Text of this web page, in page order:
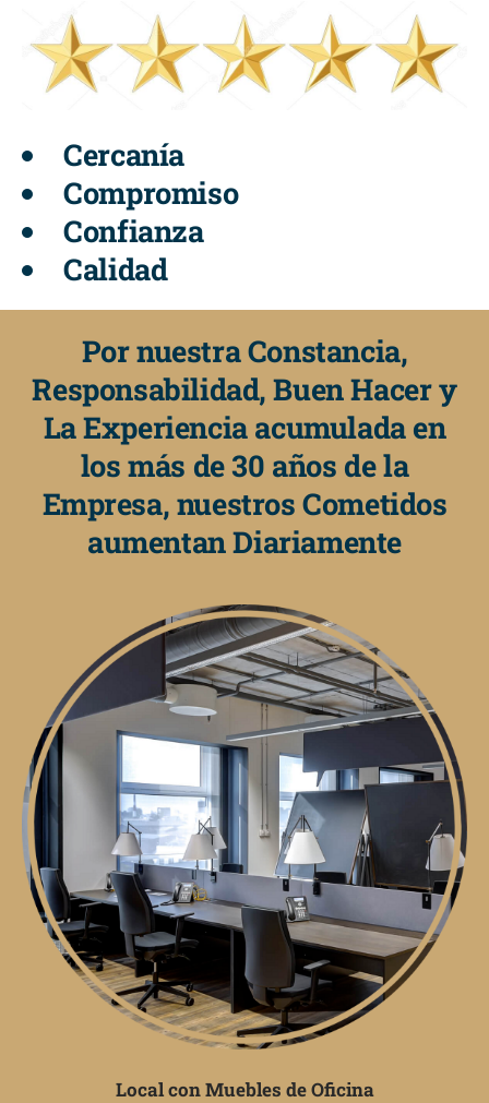
Cercanía
Compromiso
Confianza
Calidad
Por nuestra Constancia,
Responsabilidad, Buen Hacer y
La Experiencia acumulada en
los más de 30 años de la
Empresa, nuestros Cometidos
aumentan Diariamente
Local con Muebles de Oficina